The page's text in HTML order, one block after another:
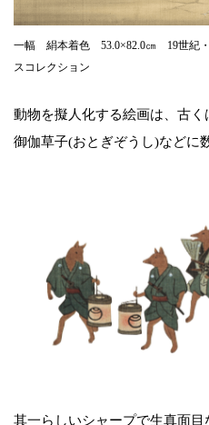
一幅 絹本着色 53.0×82.0㎝ 19世紀
スコレクション
動物を擬人化する絵画は、古
御伽草子(おとぎぞうし)などに
其一らしいシャープで生真面